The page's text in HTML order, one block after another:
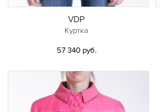
VDP
Куртка
57 340 руб.